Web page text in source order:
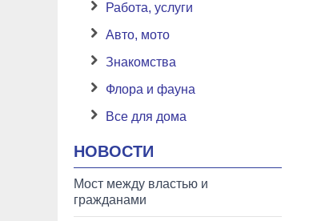
Работа, услуги
Авто, мото
Знакомства
Флора и фауна
Все для дома
НОВОСТИ
Мост между властью и
гражданами